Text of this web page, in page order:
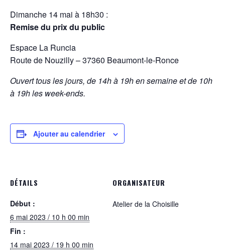
Dimanche 14 mai à 18h30 :
Remise du prix du public
Espace La Runcia
Route de Nouzilly – 37360 Beaumont-le-Ronce
Ouvert tous les jours, de 14h à 19h en semaine et de 10h
à 19h les week-ends.
Ajouter au calendrier
DÉTAILS
Début :
6 mai 2023 / 10 h 00 min
Fin :
14 mai 2023 / 19 h 00 min
ORGANISATEUR
Atelier de la Choisille